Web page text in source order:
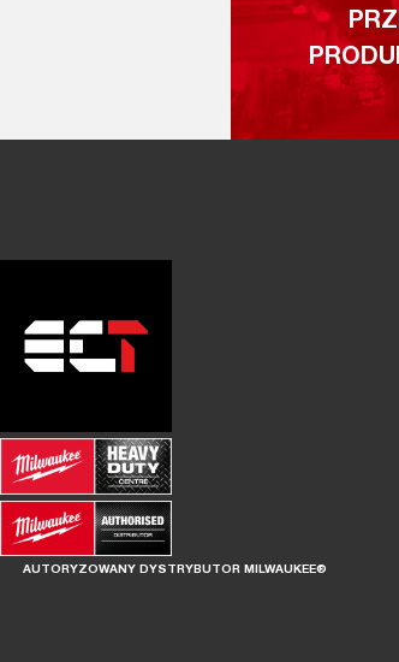
AUTORYZOWANY DYSTRYBUTOR MILWAUKEE®